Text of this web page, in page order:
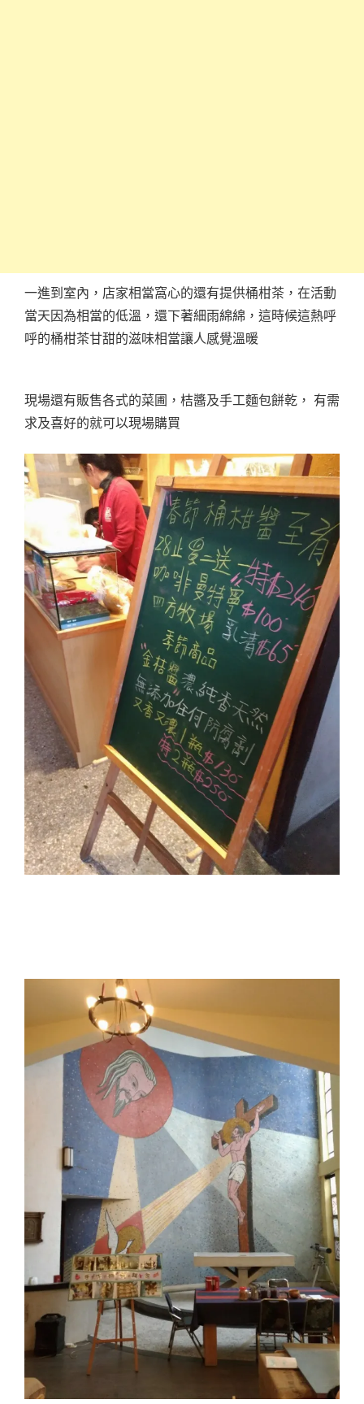
一進到室內，店家相當窩心的還有提供桶柑茶，在活動
當天因為相當的低溫，還下著細雨綿綿，這時候這熱呼
呼的桶柑茶甘甜的滋味相當讓人感覺溫暖
現場還有販售各式的菜圃，桔醬及手工麵包餅乾， 有需
求及喜好的就可以現場購買